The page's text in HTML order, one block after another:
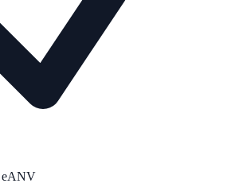
eANV